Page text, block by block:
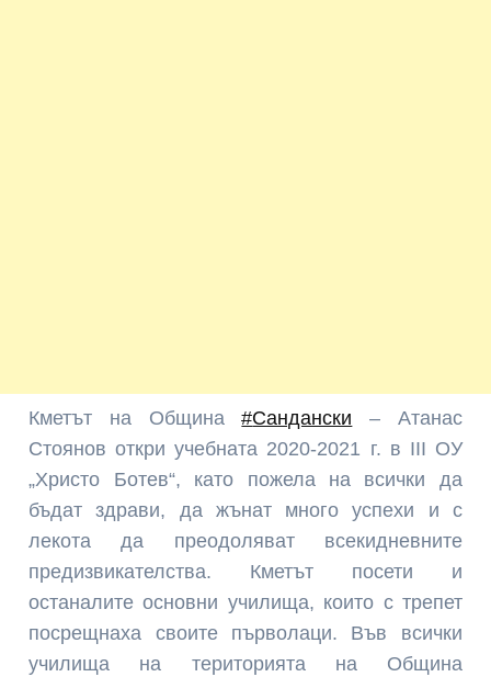
Кметът на Община#Сандански – Атанас
Стоянов откри учебната 2020-2021 г. в III ОУ
„Христо Ботев“, като пожела на всички да
бъдат здрави, да жънат много успехи и с
лекота да преодоляват всекидневните
предизвикателства. Кметът посети и
останалите основни училища, които с трепет
посрещнаха своите първолаци. Във всички
училища на територията на Община